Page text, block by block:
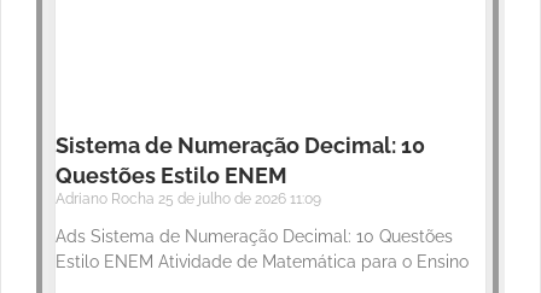
Sistema de Numeração Decimal: 10
Questões Estilo ENEM
Adriano Rocha 25 de julho de 2026 11:09
Ads Sistema de Numeração Decimal: 10 Questões
Estilo ENEM Atividade de Matemática para o Ensino